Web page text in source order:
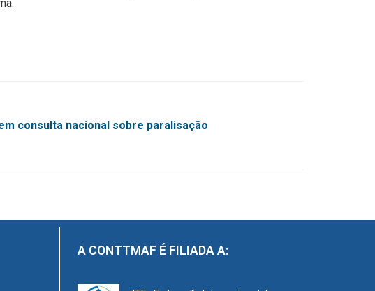
consulta nacional sobre paralisação
A CONTTMAF É FILIADA A: